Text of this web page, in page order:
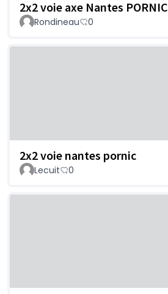
2x2 voie axe Nantes PORNIC
Rondineau 0
2x2 voie nantes pornic
Lecuit 0